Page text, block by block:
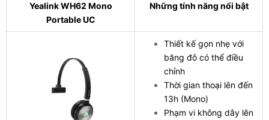
Yealink WH62 Mono
Portable UC
Những tính năng nổi bật
Thiết kế gọn nhẹ với
băng đô có thể điều
chỉnh
Thời gian thoại lên đến
13h (Mono)
Phạm vi không dây lên